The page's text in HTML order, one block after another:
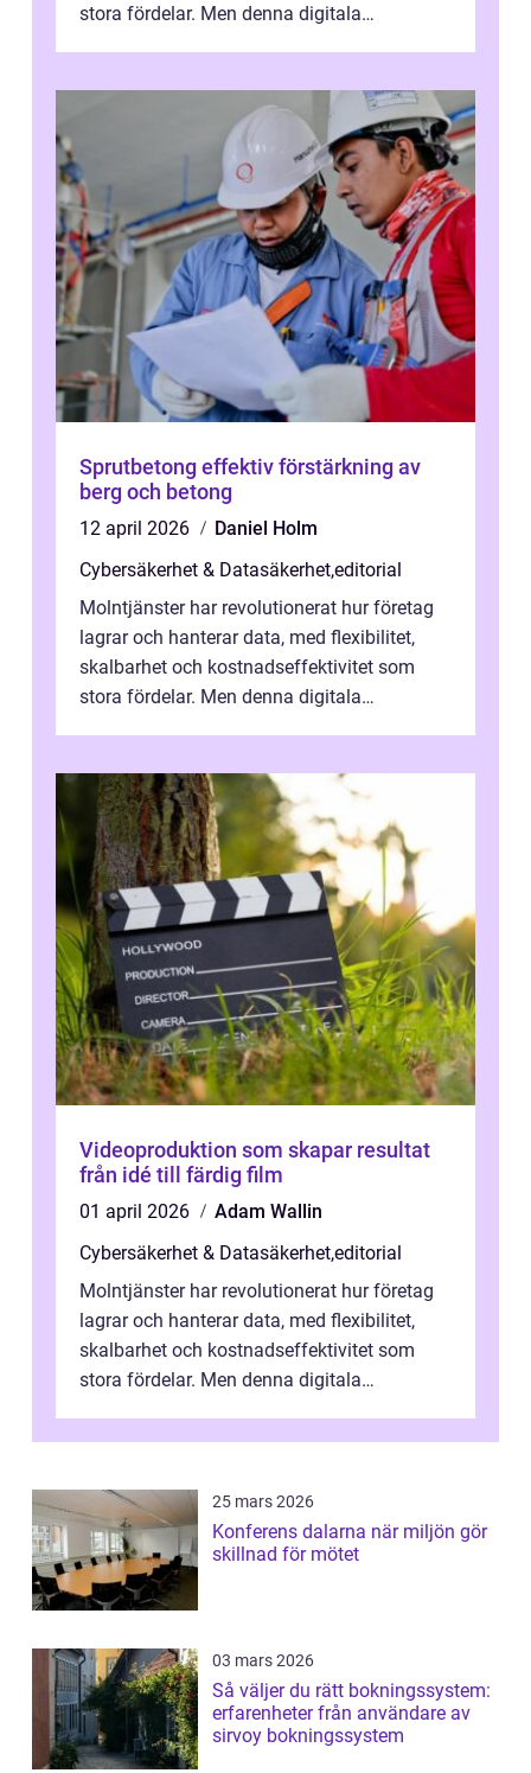
stora fördelar. Men denna digitala
Sprutbetong effektiv förstärkning av
berg och betong
12 april 2026
Daniel Holm
Cybersäkerhet & Datasäkerhet,editorial
Molntjänster har revolutionerat hur företag
lagrar och hanterar data, med flexibilitet,
skalbarhet och kostnadseffektivitet som
stora fördelar. Men denna digitala
Videoproduktion som skapar resultat
från idé till färdig film
01 april 2026
Adam Wallin
Cybersäkerhet & Datasäkerhet,editorial
Molntjänster har revolutionerat hur företag
lagrar och hanterar data, med flexibilitet,
skalbarhet och kostnadseffektivitet som
stora fördelar. Men denna digitala
25 mars 2026
Konferens dalarna när miljön gör
skillnad för mötet
03 mars 2026
Så väljer du rätt bokningssystem:
erfarenheter från användare av
sirvoy bokningssystem